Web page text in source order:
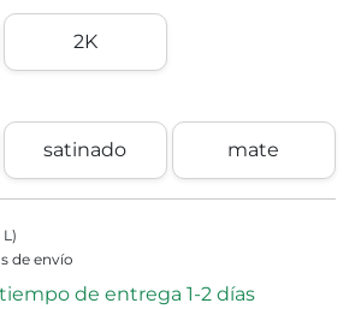
2K
satinado mate
L )
de envío
de entrega 1-2 días